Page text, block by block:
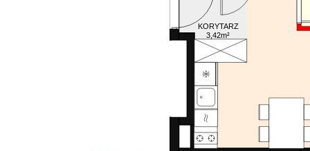
KORYTARZ
3,42m²